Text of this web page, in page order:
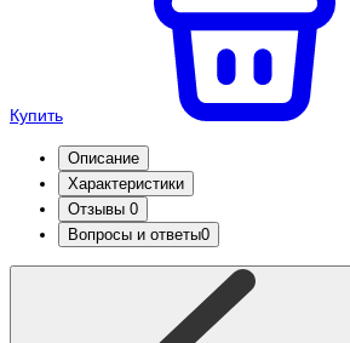
Купить
Описание
Характеристики
Отзывы 0
Вопросы и ответы0